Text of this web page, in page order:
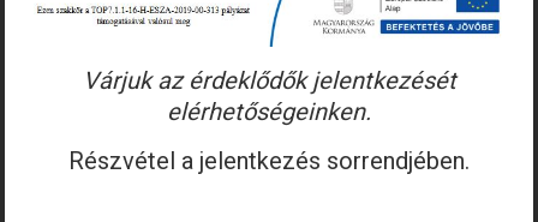
Várjuk az érdeklődők jelentkezését
elérhetőségeinken.
Részvétel a jelentkezés sorrendjében.